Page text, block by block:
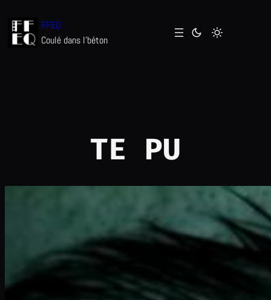
contenu
FFEQ
Coulé dans l'béton
TE PU